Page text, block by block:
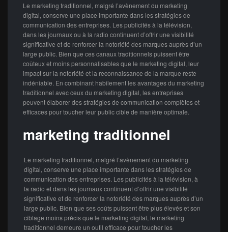
Le marketing traditionnel, malgré l’avènement du marketing
digital, conserve une place importante dans les stratégies de
communication des entreprises. Les publicités à la télévision,
dans les journaux ou à la radio continuent d’offrir une visibilité
significative et de renforcer la notoriété des marques auprès d’un
large public. Bien que ces canaux traditionnels puissent être
coûteux et moins personnalisables que le marketing digital, leur
impact sur la notoriété et la reconnaissance de la marque reste
indéniable. En combinant habilement les avantages du marketing
traditionnel avec ceux du marketing digital, les entreprises
peuvent élaborer des stratégies de communication complètes et
efficaces pour toucher leur public cible de manière optimale.
marketing traditionnel
Le marketing traditionnel, malgré l’avènement du marketing
digital, conserve une place importante dans les stratégies de
communication des entreprises. Les publicités à la télévision, à
la radio et dans les journaux continuent d’offrir une visibilité
significative et de renforcer la notoriété des marques auprès d’un
large public. Bien que ses coûts puissent être plus élevés et son
ciblage moins précis que le marketing digital, le marketing
traditionnel demeure un outil efficace pour toucher les